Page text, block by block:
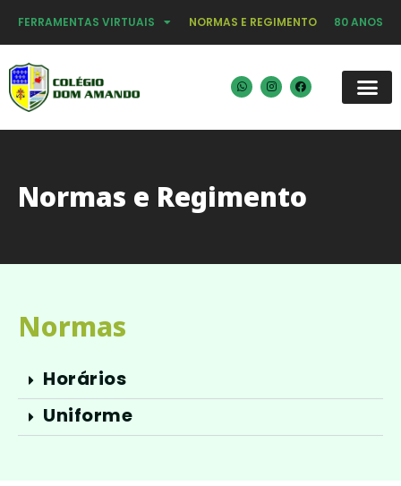
FERRAMENTAS VIRTUAIS NORMAS E REGIMENTO 80 ANOS
Normas e Regimento
Normas
Horários
Uniforme